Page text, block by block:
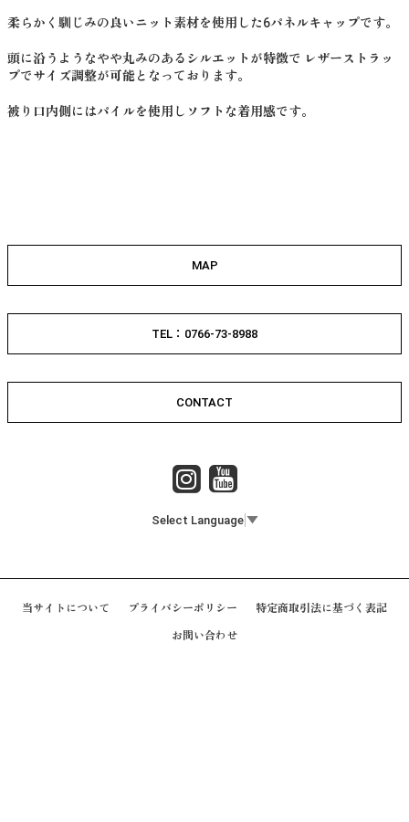
柔らかく馴じみの良いニット素材を使用した6パネルキャップです。
頭に沿うようなやや丸みのあるシルエットが特徴で レザーストラッ
プでサイズ調整が可能となっております。
被り口内側にはパイルを使用しソフトな着用感です。
MAP
TEL：0766-73-8988
CONTACT
Select Language ▼
当サイトについて プライバシーポリシー 特定商取引法に基づく表記
お問い合わせ